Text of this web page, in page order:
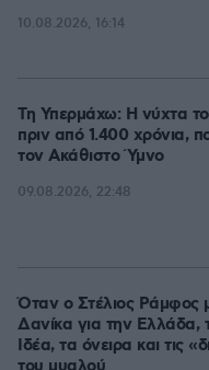
10.08.2026, 16:14
Τη Υπερμάχω: Η νύχτα
πριν από 1.400 χρόνια,
τον Ακάθιστο Ύμνο
09.08.2026, 22:48
Όταν ο Στέλιος Ράμφος
Δανίκα για την Ελλάδα,
Ιδέα, τα όνειρα και τις